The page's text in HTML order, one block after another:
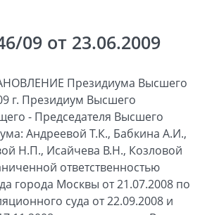
09 от 23.06.2009
Президиума Высшего
г. Президиум Высшего
- Председателя Высшего
Андреевой Т.К., Бабкина А.И.,
Н.П., Исайчева В.Н., Козловой
ответственностью
города Москвы от 21.07.2008 по
суда от 22.09.2008 и